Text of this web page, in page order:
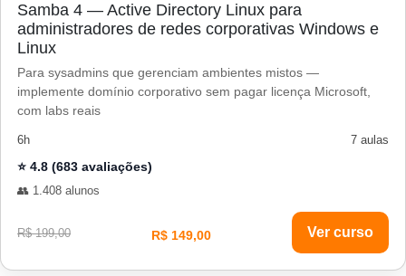
Samba 4 — Active Directory Linux para
administradores de redes corporativas Windows e
Linux
Para sysadmins que gerenciam ambientes mistos —
implemente domínio corporativo sem pagar licença Microsoft,
com labs reais
6h 7 aulas
⭐ 4.8 (683 avaliações)
👥 1.408 alunos
R$ 199,00 R$ 149,00 Ver curso